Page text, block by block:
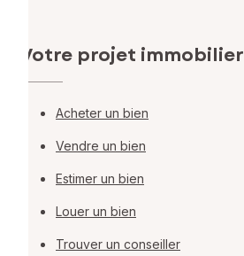
Votre projet immobilier
Acheter un bien
Vendre un bien
Estimer un bien
Louer un bien
Trouver un conseiller